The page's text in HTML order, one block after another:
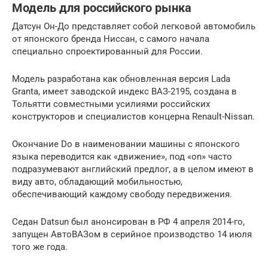
Модель для российского рынка
Датсун Он-До представляет собой легковой автомобиль
от японского бренда Ниссан, с самого начала
специально спроектированный для России.
Модель разработана как обновленная версия Lada
Granta, имеет заводской индекс ВАЗ-2195, создана в
Тольятти совместными усилиями российских
конструкторов и специалистов концерна Renault-Nissan.
Окончание Do в наименовании машины с японского
языка переводится как «движение», под «on» часто
подразумевают английский предлог, а в целом имеют в
виду авто, обладающий мобильностью,
обеспечивающий каждому свободу передвижения.
Седан Datsun был анонсирован в РФ 4 апреля 2014-го,
запущен АвтоВАЗом в серийное производство 14 июля
того же года.